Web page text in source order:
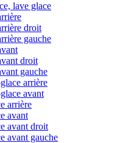
lave glace
droit
gauche
droit
gauche
arrière
avant
arrière
avant
avant droit
avant gauche